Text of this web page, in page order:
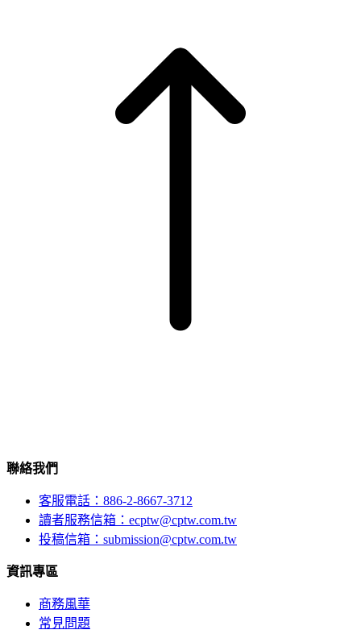
聯絡我們
客服電話：886-2-8667-3712
讀者服務信箱：ecptw@cptw.com.tw
投稿信箱： submission@cptw.com.tw
資訊專區
商務風華
常見問題